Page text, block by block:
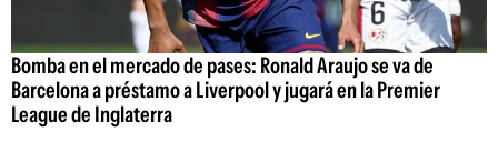
Bomba en el mercado de pases: Ronald Araujo se va de
Barcelona a préstamo a Liverpool y jugará en la Premier
League de Inglaterra